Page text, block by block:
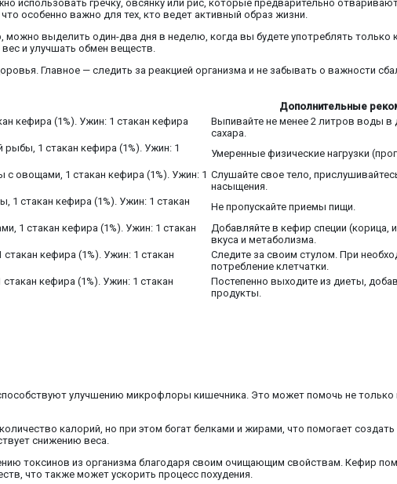
использовать гречку, овсянку или рис, которые предварительно
особенно важно для тех, кто ведет активный образ жизни.
выделить один-два дня в неделю, когда вы будете употреблять только
и улучшать обмен веществ.
Главное — следить за реакцией организма и не забывать о важности
Дополнительные
кефира (1%). Ужин: 1 стакан кефира
Выпивайте не менее 2 литров воды в
сахара.
рыбы, 1 стакан кефира (1%). Ужин: 1
Умеренные физические нагрузки
с овощами, 1 стакан кефира (1%). Ужин: 1 Слушайте свое тело,
насыщения.
1 стакан кефира (1%). Ужин: 1 стакан
Не пропускайте приемы пищи.
1 стакан кефира (1%). Ужин: 1 стакан
Добавляйте в кефир специи (корица,
вкуса и метаболизма.
стакан кефира (1%). Ужин: 1 стакан
Следите за своим стулом. При
потребление клетчатки.
кефира (1%). Ужин: 1 стакан
Постепенно выходите из диеты,
продукты.
улучшению микрофлоры кишечника. Это может помочь не только
калорий, но при этом богат белками и жирами, что помогает
снижению веса.
токсинов из организма благодаря своим очищающим свойствам. Кефир
что также может ускорить процесс похудения.